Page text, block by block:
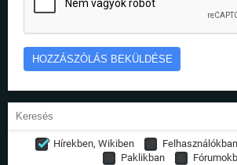
Hírekben, Wikiben Felhasználókban
Paklikban